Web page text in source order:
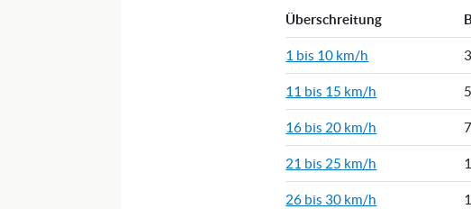
Überschreitung
1 bis 10 km/h
11 bis 15 km/h
16 bis 20 km/h
21 bis 25 km/h
26 bis 30 km/h